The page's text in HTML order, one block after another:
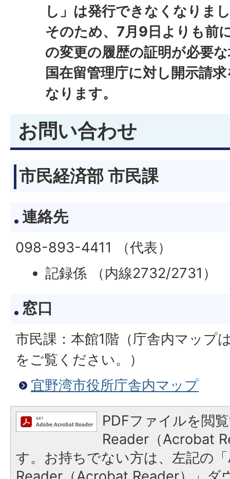
し」は発行できなくなりま
そのため、7月9日よりも前
の変更の履歴の証明が必要
国在留管理庁に対し開示請
なります。
お問い合わせ
市民経済部 市民課
連絡先
098-893-4411 （代表）
記録係 （内線2732/2731）
窓口
市民課：本館1階（庁舎内マップ
をご覧ください。）
宜野湾市役所庁舎内マップ
PDFファイルを閲
Reader（Acrobat
す。お持ちでない方は、左記の